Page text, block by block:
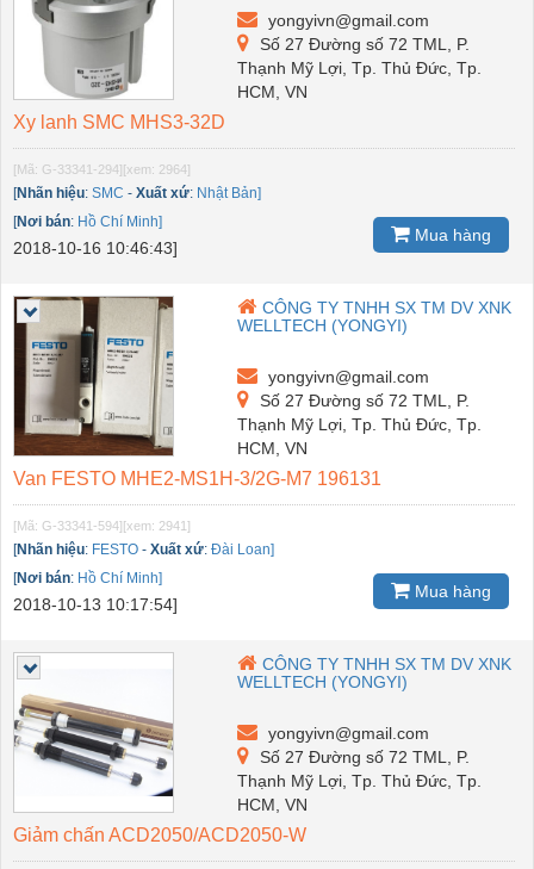
yongyivn@gmail.com
Số 27 Đường số 72 TML, P.
Thạnh Mỹ Lợi, Tp. Thủ Đức, Tp.
HCM, VN
Xy lanh SMC MHS3-32D
[Mã: G-33341-294][xem: 2964]
[Nhãn hiệu: SMC - Xuất xứ: Nhật Bản]
[Nơi bán: Hồ Chí Minh]
2018-10-16 10:46:43]
Mua hàng
CÔNG TY TNHH SX TM DV XNK
WELLTECH (YONGYI)
yongyivn@gmail.com
Số 27 Đường số 72 TML, P.
Thạnh Mỹ Lợi, Tp. Thủ Đức, Tp.
HCM, VN
Van FESTO MHE2-MS1H-3/2G-M7 196131
[Mã: G-33341-594][xem: 2941]
[Nhãn hiệu: FESTO - Xuất xứ: Đài Loan]
[Nơi bán: Hồ Chí Minh]
2018-10-13 10:17:54]
Mua hàng
CÔNG TY TNHH SX TM DV XNK
WELLTECH (YONGYI)
yongyivn@gmail.com
Số 27 Đường số 72 TML, P.
Thạnh Mỹ Lợi, Tp. Thủ Đức, Tp.
HCM, VN
Giảm chấn ACD2050/ACD2050-W